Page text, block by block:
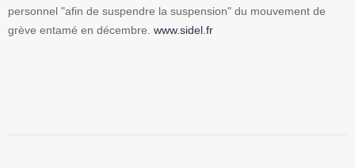
personnel "afin de suspendre la suspension" du mouvement de
grève entamé en décembre. www.sidel.fr